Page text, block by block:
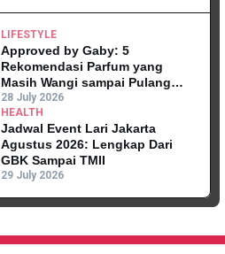
LIFESTYLE
Approved by Gaby: 5
Rekomendasi Parfum yang
Masih Wangi sampai Pulang
Kantor
28 July 2026
HEALTH
Jadwal Event Lari Jakarta
Agustus 2026: Lengkap Dari
GBK Sampai TMII
29 July 2026